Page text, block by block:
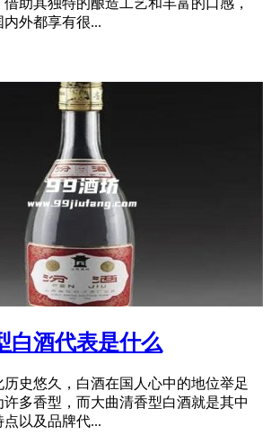
外都享有很...
白酒代表是什么
史悠久，白酒在国人心中的地位举足
多香型，而大曲清香型白酒就是其中
以及品牌代...